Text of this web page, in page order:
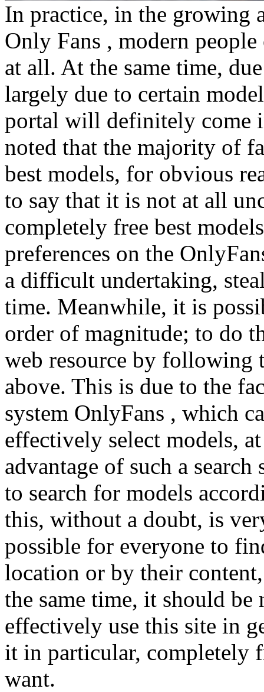
In practice, in the growing
Only Fans , modern
at all. At the same time,
largely due to certain
portal will definitely come
noted that the majority of
best models, for obvious
to say that it is not at all
completely free best
preferences on the
a difficult undertaking,
time. Meanwhile, it is
order of magnitude; to do
web resource by following
above. This is due to the
system OnlyFans , which
effectively select models,
advantage of such a
to search for models
this, without a doubt, is
possible for everyone to
location or by their
the same time, it should
effectively use this site in
it in particular, completely
want.